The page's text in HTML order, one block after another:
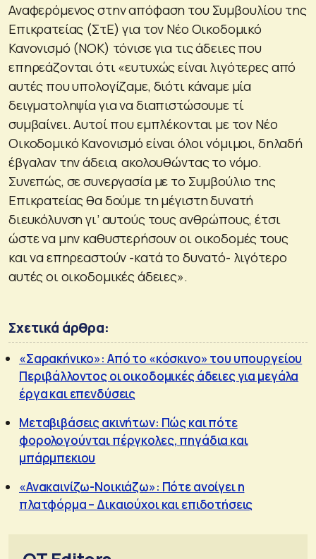
Αναφερόμενος στην απόφαση του Συμβουλίου της
Επικρατείας (ΣτΕ) για τον Νέο Οικοδομικό
Κανονισμό (ΝΟΚ) τόνισε για τις άδειες που
επηρεάζονται ότι «ευτυχώς είναι λιγότερες από
αυτές που υπολογίζαμε, διότι κάναμε μία
δειγματοληψία για να διαπιστώσουμε τί
συμβαίνει. Αυτοί που εμπλέκονται με τον Νέο
Οικοδομικό Κανονισμό είναι όλοι νόμιμοι, δηλαδή
έβγαλαν την άδεια, ακολουθώντας το νόμο.
Συνεπώς, σε συνεργασία με το Συμβούλιο της
Επικρατείας θα δούμε τη μέγιστη δυνατή
διευκόλυνση γι’ αυτούς τους ανθρώπους, έτσι
ώστε να μην καθυστερήσουν οι οικοδομές τους
και να επηρεαστούν -κατά το δυνατό- λιγότερο
αυτές οι οικοδομικές άδειες».
Σχετικά άρθρα:
«Σαρακήνικο»: Από το «κόσκινο» του υπουργείου
Περιβάλλοντος οι οικοδομικές άδειες για μεγάλα
έργα και επενδύσεις
Μεταβιβάσεις ακινήτων: Πώς και πότε
φορολογούνται πέργκολες, πηγάδια και
μπάρμπεκιου
«Ανακαινίζω-Νοικιάζω»: Πότε ανοίγει η
πλατφόρμα – Δικαιούχοι και επιδοτήσεις